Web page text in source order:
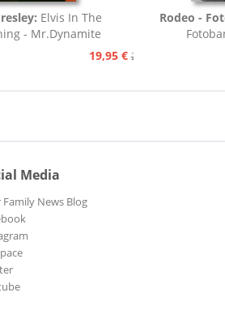
Elvis In The
- Mr.Dynamite
19,95 € 24,95 €
Rodeo -
Media
Family News Blog